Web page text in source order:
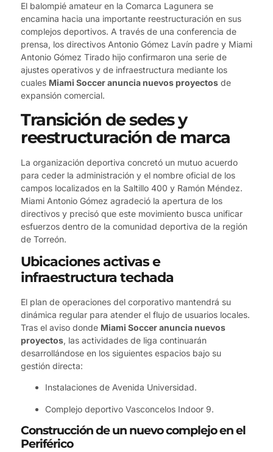
El balompié amateur en la Comarca Lagunera se
encamina hacia una importante reestructuración en sus
complejos deportivos. A través de una conferencia de
prensa, los directivos Antonio Gómez Lavín padre y Miami
Antonio Gómez Tirado hijo confirmaron una serie de
ajustes operativos y de infraestructura mediante los
cuales Miami Soccer anuncia nuevos proyectos de
expansión comercial.
Transición de sedes y
reestructuración de marca
La organización deportiva concretó un mutuo acuerdo
para ceder la administración y el nombre oficial de los
campos localizados en la Saltillo 400 y Ramón Méndez.
Miami Antonio Gómez agradeció la apertura de los
directivos y precisó que este movimiento busca unificar
esfuerzos dentro de la comunidad deportiva de la región
de Torreón.
Ubicaciones activas e
infraestructura techada
El plan de operaciones del corporativo mantendrá su
dinámica regular para atender el flujo de usuarios locales.
Tras el aviso donde Miami Soccer anuncia nuevos
proyectos, las actividades de liga continuarán
desarrollándose en los siguientes espacios bajo su
gestión directa:
Instalaciones de Avenida Universidad.
Complejo deportivo Vasconcelos Indoor 9.
Construcción de un nuevo complejo en el
Periférico